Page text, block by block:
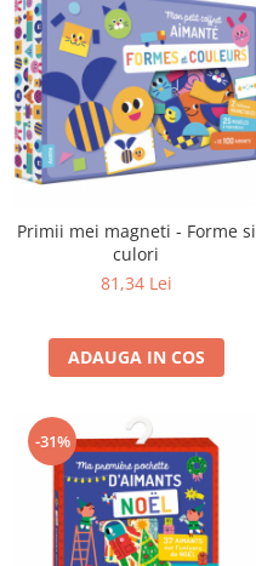
Primii mei magneti - Forme si
culori
81,34 Lei
ADAUGA IN COS
-31%